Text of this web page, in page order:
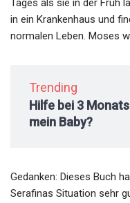
Tages als sie in der Früh
in ein Krankenhaus und
normalen Leben. Moses
Trending
Hilfe bei 3
mein Baby?
Gedanken: Dieses Buch
Serafinas Situation sehr